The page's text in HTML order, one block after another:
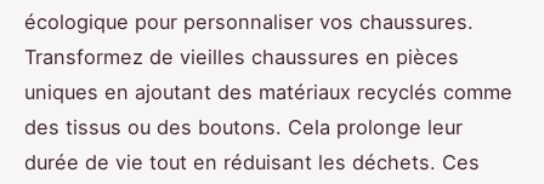
écologique pour personnaliser vos chaussures.
Transformez de vieilles chaussures en pièces
uniques en ajoutant des matériaux recyclés comme
des tissus ou des boutons. Cela prolonge leur
durée de vie tout en réduisant les déchets. Ces